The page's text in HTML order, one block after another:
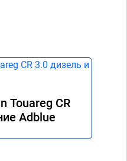
Touareg CR
Adblue